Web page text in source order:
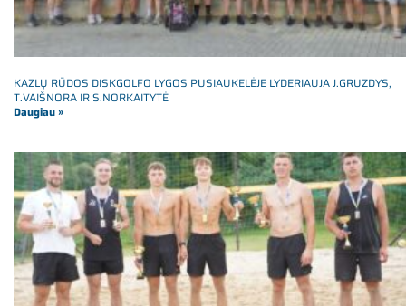
KAZLŲ RŪDOS DISKGOLFO LYGOS PUSIAUKELĖJE LYDERIAUJA J.GRUZDYS,
T.VAIŠNORA IR S.NORKAITYTĖ
Daugiau »